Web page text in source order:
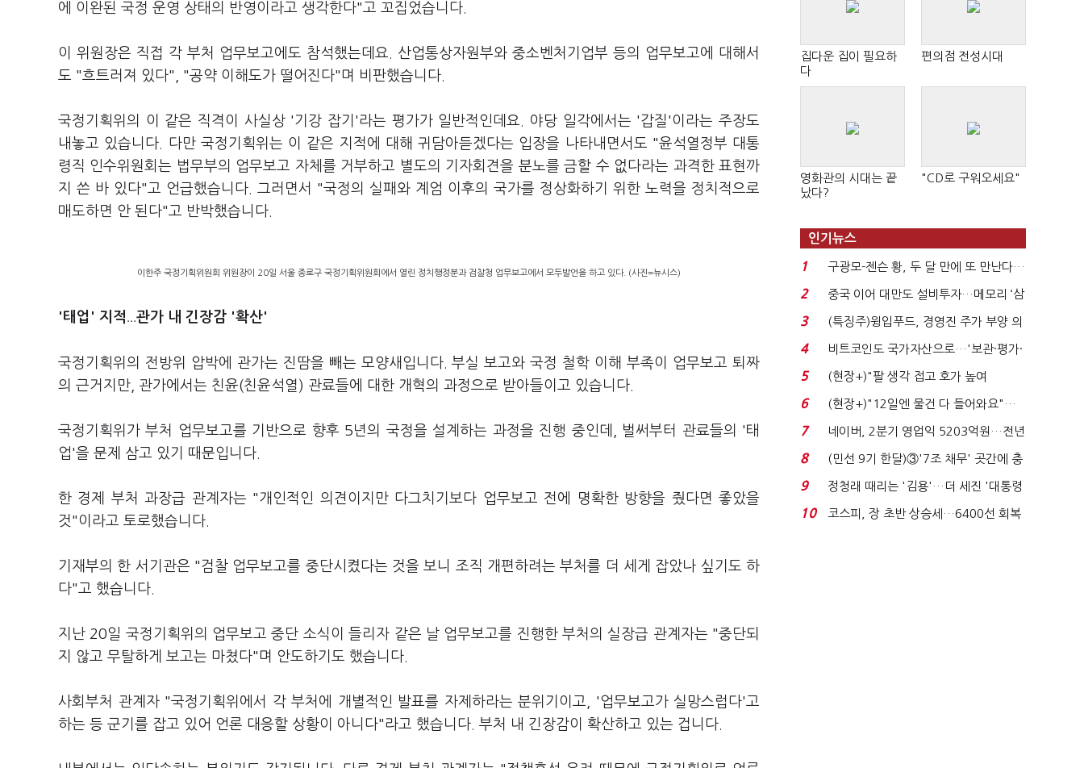
에 이완된 국정 운영 상태의 반영이라고 생각한다"고 꼬집었습니다.
이 위원장은 직접 각 부처 업무보고에도 참석했는데요. 산업통상자원부와 중소벤처기업부 등의 업무보고에 대해서
도 "흐트러져 있다", "공약 이해도가 떨어진다"며 비판했습니다.
국정기획위의 이 같은 직격이 사실상 '기강 잡기'라는 평가가 일반적인데요. 야당 일각에서는 '갑질'이라는 주장도
내놓고 있습니다. 다만 국정기획위는 이 같은 지적에 대해 귀담아듣겠다는 입장을 나타내면서도 "윤석열정부 대통
령직 인수위원회는 법무부의 업무보고 자체를 거부하고 별도의 기자회견을 분노를 금할 수 없다라는 과격한 표현까
지 쓴 바 있다"고 언급했습니다. 그러면서 "국정의 실패와 계엄 이후의 국가를 정상화하기 위한 노력을 정치적으로
매도하면 안 된다"고 반박했습니다.
이한주 국정기획위원회 위원장이 20일 서울 종로구 국정기획위원회에서 열린 정치행정분과 검찰청 업무보고에서 모두발언을 하고 있다. (사진=뉴시스)
'태업' 지적…관가 내 긴장감 '확산'
국정기획위의 전방위 압박에 관가는 진땀을 빼는 모양새입니다. 부실 보고와 국정 철학 이해 부족이 업무보고 퇴짜
의 근거지만, 관가에서는 친윤(친윤석열) 관료들에 대한 개혁의 과정으로 받아들이고 있습니다.
국정기획위가 부처 업무보고를 기반으로 향후 5년의 국정을 설계하는 과정을 진행 중인데, 벌써부터 관료들의 '태
업'을 문제 삼고 있기 때문입니다.
한 경제 부처 과장급 관계자는 "개인적인 의견이지만 다그치기보다 업무보고 전에 명확한 방향을 줬다면 좋았을
것"이라고 토로했습니다.
기재부의 한 서기관은 "검찰 업무보고를 중단시켰다는 것을 보니 조직 개편하려는 부처를 더 세게 잡았나 싶기도 하
다"고 했습니다.
지난 20일 국정기획위의 업무보고 중단 소식이 들리자 같은 날 업무보고를 진행한 부처의 실장급 관계자는 "중단되
지 않고 무탈하게 보고는 마쳤다"며 안도하기도 했습니다.
사회부처 관계자 "국정기획위에서 각 부처에 개별적인 발표를 자제하라는 분위기이고, '업무보고가 실망스럽다'고
하는 등 군기를 잡고 있어 언론 대응할 상황이 아니다"라고 했습니다. 부처 내 긴장감이 확산하고 있는 겁니다.
집다운 집이 필요하
다
편의점 전성시대
영화관의 시대는 끝
났다?
"CD로 구워오세요"
인기뉴스
1
구광모-젠슨 황, 두 달 만에 또 만난다…
로봇·AI 등 논...
2
중국 이어 대만도 설비투자…메모리 ‘삼
국전쟁’
3
(특징주)윙입푸드, 경영진 주가 부양 의
지에 상한가...
4
비트코인도 국가자산으로…'보관·평가·
처분' 기준은 ...
5
(현장+)"팔 생각 접고 호가 높여
요"…'덜 똘똘한 한 채' 20...
6
(현장+)"12일엔 물건 다 들어와요"…
빈 매대 채우며 문 연 ...
7
네이버, 2분기 영업익 5203억원…전년
비 0.2% 감소...
8
(민선 9기 한달)③'7조 채무' 곳간에 충
격…추미애, 20년...
9
정청래 때리는 '김용'…더 세진 '대통령
최측근' 입...
10
코스피, 장 초반 상승세…6400선 회복